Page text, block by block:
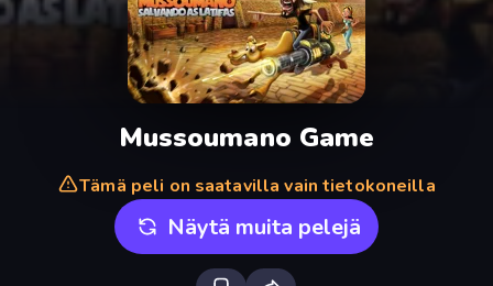
Mussoumano Game
Tämä peli on saatavilla vain tietokoneilla
Näytä muita pelejä